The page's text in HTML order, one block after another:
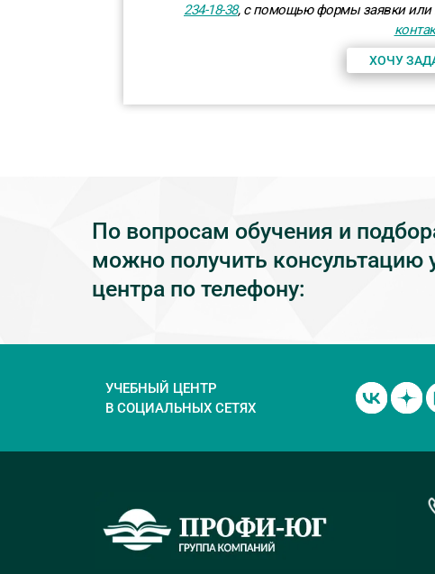
234-18-38, с помощью формы заявки или
ХОЧУ
По вопросам обучения и
можно получить консультацию
центра по телефону:
УЧЕБНЫЙ ЦЕНТР
В СОЦИАЛЬНЫХ СЕТЯХ